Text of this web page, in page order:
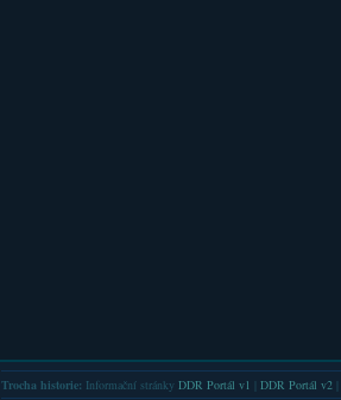
Trocha historie: Informační stránky DDR Portál v1 DDR Portál v2|